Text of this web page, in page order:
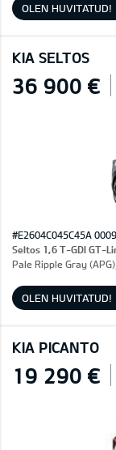
OLEN HUVITATUD!
KIA SELTOS
36 900 €
#E2604C045C45A 0009
Seltos 1,6 T-GDI GT-
Pale Ripple Gray
OLEN HUVITATUD!
KIA PICANTO
19 290 €